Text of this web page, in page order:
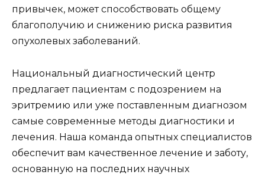
привычек, может способствовать общему
благополучию и снижению риска развития
опухолевых заболеваний.
Национальный диагностический центр
предлагает пациентам с подозрением на
эритремию или уже поставленным диагнозом
самые современные методы диагностики и
лечения. Наша команда опытных специалистов
обеспечит вам качественное лечение и заботу,
основанную на последних научных